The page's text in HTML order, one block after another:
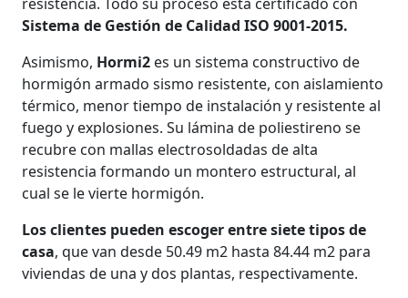
Sistema de Gestión de Calidad ISO 9001-2015.
Asimismo, Hormi2 es un sistema constructivo de
hormigón armado sismo resistente, con aislamiento
térmico, menor tiempo de instalación y resistente al
fuego y explosiones. Su lámina de poliestireno se
recubre con mallas electrosoldadas de alta
resistencia formando un montero estructural, al
cual se le vierte hormigón.
Los clientes pueden escoger entre siete tipos de
casa, que van desde 50.49 m2 hasta 84.44 m2 para
viviendas de una y dos plantas, respectivamente.